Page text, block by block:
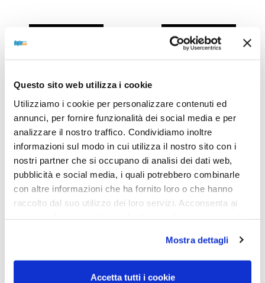
Questo sito web utilizza i cookie
Utilizziamo i cookie per personalizzare contenuti ed
annunci, per fornire funzionalità dei social media e per
analizzare il nostro traffico. Condividiamo inoltre
informazioni sul modo in cui utilizza il nostro sito con i
nostri partner che si occupano di analisi dei dati web,
pubblicità e social media, i quali potrebbero combinarle
con altre informazioni che ha fornito loro o che hanno
raccolto dal suo utilizzo dei loro servizi. Acconsenta ai
Mostra dettagli
Accetta tutti i cookie
Read more
OCCHIALE DA VISTA,
VOGUE
77,00
OCCHIALE DA VISTA,
VOGUE
Occhiale VOGUE 0VO5686
110,00